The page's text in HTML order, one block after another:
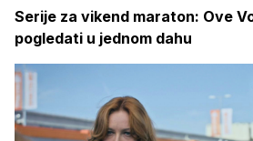
Serije za vikend maraton: Ove
pogledati u jednom dahu